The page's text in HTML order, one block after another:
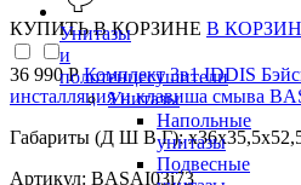
Унитазы
и
полотенцесушители
Унитазы
Напольные
унитазы
Подвесные
КУПИТЬ В КОРЗИНЕ В
36 990 РКомплект 3в1 IDDIS
инсталляция и клавиша смыва
Габариты (Д Ш В Г):
Артикул: BASAI03i73